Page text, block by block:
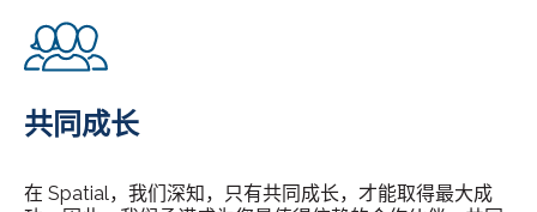
共同成长
在 Spatial，我们深知，只有共同成长，才能取得最大成